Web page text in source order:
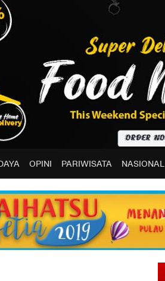
OPINI PARIWISATA NASIONAL